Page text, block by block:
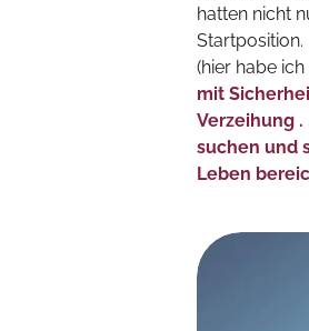
hatten nicht
Startposition.
(hier habe
mit
Verzeihung
suchen und
Leben